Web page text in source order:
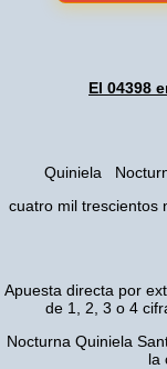
El 04398
Quiniela
cuatro mil trescientos
Apuesta directa por
de 1, 2, 3 o 4
Nocturna Quiniela
la